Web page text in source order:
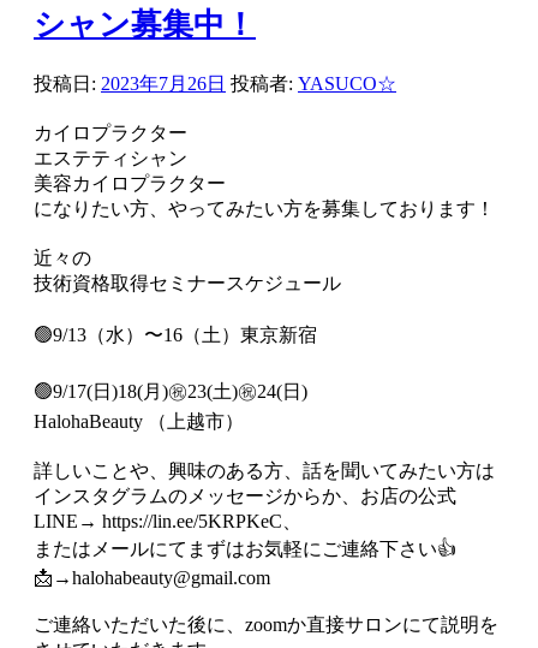
シャン募集中！
投稿日: 2023年7月26日 投稿者: YASUCO☆
カイロプラクター
エステティシャン
美容カイロプラクター
になりたい方、やってみたい方を募集しております！
近々の
技術資格取得セミナースケジュール
🟢9/13（水）〜16（土）東京新宿
🟢9/17(日)18(月)㊗️23(土)㊗️24(日)
HalohaBeauty （上越市）
詳しいことや、興味のある方、話を聞いてみたい方は
インスタグラムのメッセージからか、お店の公式
LINE→ https://lin.ee/5KRPKeC、
またはメールにてまずはお気軽にご連絡下さい👍
📩→halohabeauty@gmail.com
ご連絡いただいた後に、zoomか直接サロンにて説明を